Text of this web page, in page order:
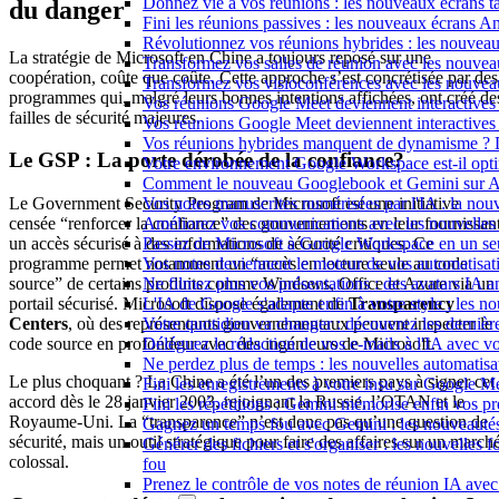
Fini les réunions passives : les nouveaux écrans
Révolutionnez vos réunions hybrides : les
Transformez vos salles de réunion avec les
Transformez vos visioconférences avec les
Vos réunions Google Meet deviennent
Vos réunions Google Meet deviennent
Vos réunions hybrides manquent de dynamisme
Votre environnement Google Workspace est-il
Comment le nouveau Googlebook et Gemini sur
Vos notes manuscrites numérisées par l'IA : la
Améliorez vos communications avec les
Passez de Microsoft à Google Workspace en un
Vos notes deviennent le moteur de vos
Ne filmez plus vos présentations : des avatars IA
L'IA de Google s'adapte enfin à votre style : les
Votre quotidien va changer : découvrez les
Déléguez la rédaction de vos e-mails à l'IA avec
Ne perdez plus de temps : les nouvelles
Fini les enregistrements à votre insu sur Google
Fini les répétitions : Gemini mémorise enfin vos
Gagnez un temps fou avec Gemini : les
Générer des fichiers et s'organiser : les nouvelles
fou
Prenez le contrôle de vos notes de réunion IA
du danger
La stratégie de Microsoft en Chine a toujours reposé sur une
coopération, coûte que coûte. Cette approche s’est concrétisée par des
programmes qui, malgré leurs bonnes intentions affichées, ont créé
failles de sécurité majeures.
Le GSP : La porte dérobée de la confiance?
Le Government Security Program de Microsoft est une initiative
censée “renforcer la confiance” des gouvernements en leur
un accès sécurisé à des informations de sécurité critiques. Ce
programme permet notamment un “accès en lecture seule au code
source” de certains produits comme Windows, Office et Azure via un
portail sécurisé. Microsoft dispose également deTransparency
Centers, où des représentants gouvernementaux peuvent inspecter le
code source en profondeur avec des ingénieurs de Microsoft.
Le plus choquant ? La Chine a été l’un des premiers pays à signer cet
accord dès le 28 janvier 2003, rejoignant la Russie, l’OTAN et le
Royaume-Uni. La “transparence” n’est donc pas qu’une question de
sécurité, mais un outil stratégique pour faire des affaires sur un
colossal.